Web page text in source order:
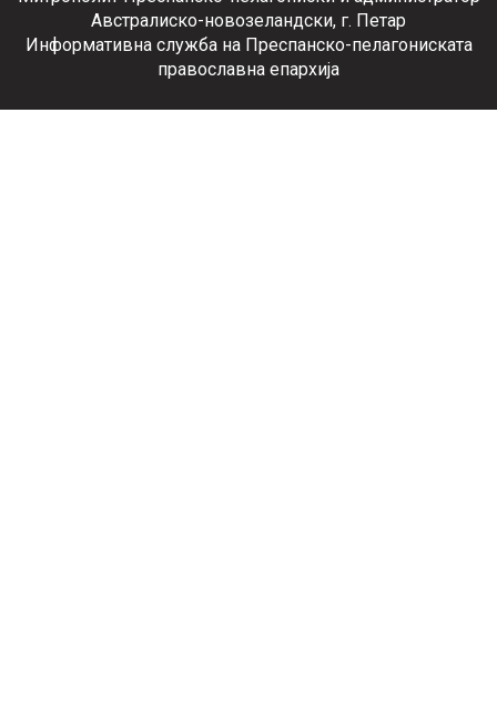
Австралиско-новозеландски, г. Петар
Информативна служба на Преспанско-пелагониската
православна епархија